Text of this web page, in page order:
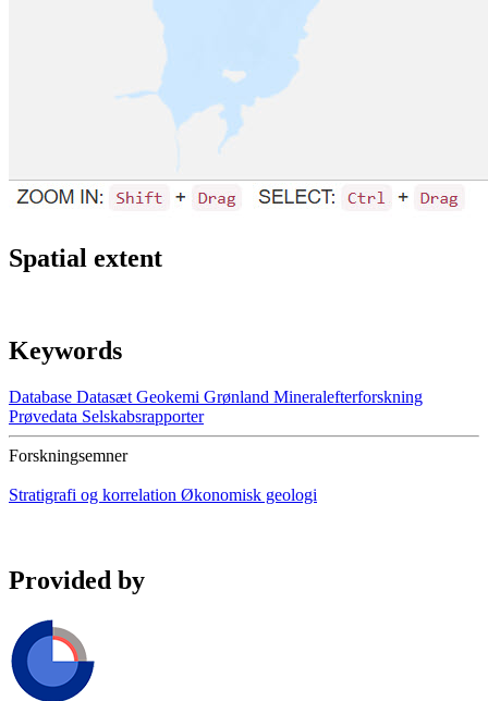
Spatial extent
Keywords
Database Datasæt Geokemi Grønland Mineralefterforskning
Prøvedata Selskabsrapporter
Forskningsemner
Stratigrafi og korrelation Økonomisk geologi
Provided by